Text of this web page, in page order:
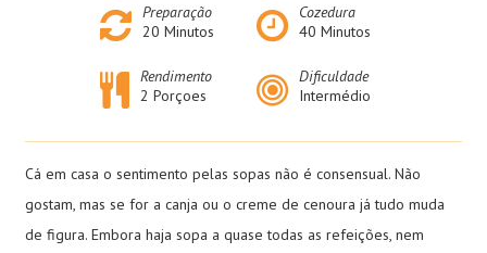
Preparação
20 Minutos
Cozedura
40 Minutos
Rendimento
2 Porçoes
Dificuldade
Intermédio
Cá em casa o sentimento pelas sopas não é consensual. Não
gostam, mas se for a canja ou o creme de cenoura já tudo muda
de figura. Embora haja sopa a quase todas as refeições, nem